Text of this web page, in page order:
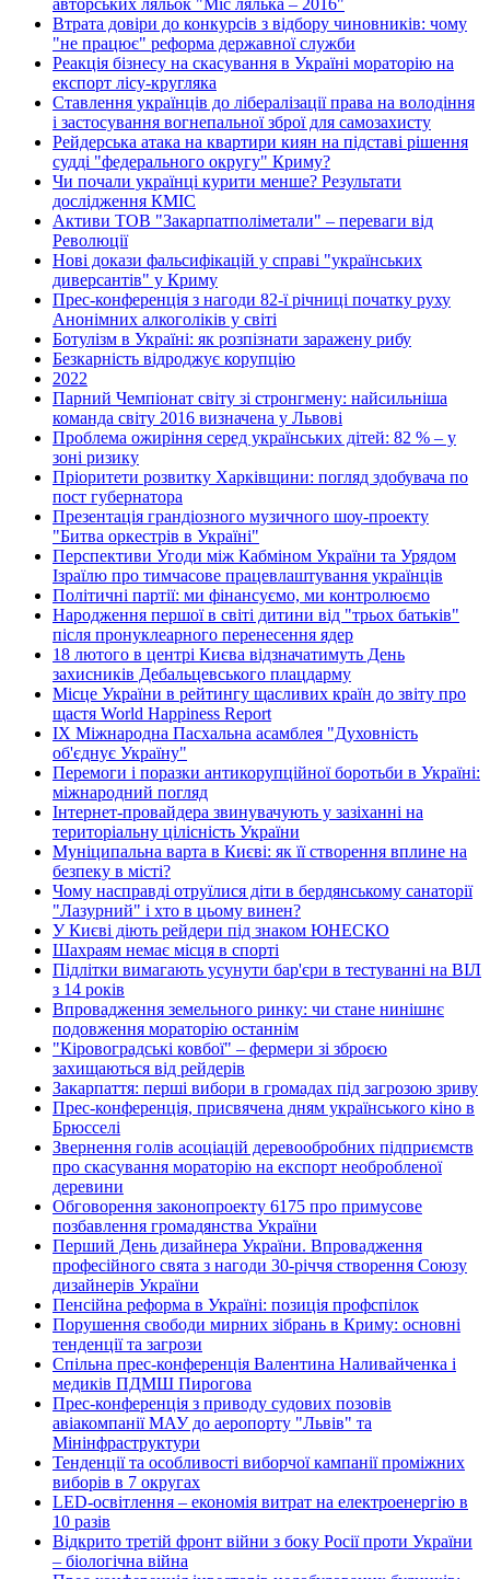
Втрата довіри до конкурсів з відбору чиновників: чому
"не працює" реформа державної служби
Реакція бізнесу на скасування в Україні мораторію на
експорт лісу-кругляка
Ставлення українців до лібералізації права на володіння
і застосування вогнепальної зброї для самозахисту
Рейдерська атака на квартири киян на підставі рішення
судді "федерального округу" Криму?
Чи почали українці курити менше? Результати
дослідження КМІС
Активи ТОВ "Закарпатполіметали" – переваги від
Революції
Нові докази фальсифікацій у справі "українських
диверсантів" у Криму
Прес-конференція з нагоди 82-ї річниці початку руху
Анонімних алкоголіків у світі
Ботулізм в Україні: як розпізнати заражену рибу
Безкарність відроджує корупцію
2022
Парний Чемпіонат світу зі стронгмену: найсильніша
команда світу 2016 визначена у Львові
Проблема ожиріння серед українських дітей: 82 % – у
зоні ризику
Пріоритети розвитку Харківщини: погляд здобувача по
пост губернатора
Презентація грандіозного музичного шоу-проекту
"Битва оркестрів в Україні"
Перспективи Угоди між Кабміном України та Урядом
Ізраїлю про тимчасове працевлаштування українців
Політичні партії: ми фінансуємо, ми контролюємо
Народження першої в світі дитини від "трьох батьків"
після пронуклеарного перенесення ядер
18 лютого в центрі Києва відзначатимуть День
захисників Дебальцевського плацдарму
Місце України в рейтингу щасливих країн до звіту про
щастя World Happiness Report
ІХ Міжнародна Пасхальна асамблея "Духовність
об'єднує Україну"
Перемоги і поразки антикорупційної боротьби в Україні:
міжнародний погляд
Інтернет-провайдера звинувачують у зазіханні на
територіальну цілісність України
Муніципальна варта в Києві: як її створення вплине на
безпеку в місті?
Чому насправді отруїлися діти в бердянському санаторії
"Лазурний" і хто в цьому винен?
У Києві діють рейдери під знаком ЮНЕСКО
Шахраям немає місця в спорті
Підлітки вимагають усунути бар'єри в тестуванні на ВІЛ
з 14 років
Впровадження земельного ринку: чи стане нинішнє
подовження мораторію останнім
"Кіровоградські ковбої" – фермери зі зброєю
захищаються від рейдерів
Закарпаття: перші вибори в громадах під загрозою зриву
Прес-конференція, присвячена дням українського кіно в
Брюсселі
Звернення голів асоціацій деревообробних підприємств
про скасування мораторію на експорт необробленої
деревини
Обговорення законопроекту 6175 про примусове
позбавлення громадянства України
Перший День дизайнера України. Впровадження
професійного свята з нагоди 30-річчя створення Союзу
дизайнерів України
Пенсійна реформа в Україні: позиція профспілок
Порушення свободи мирних зібрань в Криму: основні
тенденції та загрози
Спільна прес-конференція Валентина Наливайченка і
медиків ПДМШ Пирогова
Прес-конференція з приводу судових позовів
авіакомпанії МАУ до аеропорту "Львів" та
Мінінфраструктури
Тенденції та особливості виборчої кампанії проміжних
виборів в 7 округах
LED-освітлення – економія витрат на електроенергію в
10 разів
Відкрито третій фронт війни з боку Росії проти України
– біологічна війна